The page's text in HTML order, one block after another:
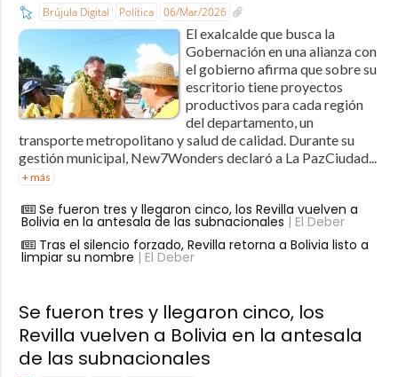
Brújula Digital Política 06/Mar/2026
El exalcalde que busca la
Gobernación en una alianza con
el gobierno afirma que sobre su
escritorio tiene proyectos
productivos para cada región
del departamento, un
transporte metropolitano y salud de calidad. Durante su
gestión municipal, New7Wonders declaró a La PazCiudad...
+ más
Se fueron tres y llegaron cinco, los Revilla vuelven a
Bolivia en la antesala de las subnacionales | El Deber
Tras el silencio forzado, Revilla retorna a Bolivia listo a
limpiar su nombre | El Deber
Se fueron tres y llegaron cinco, los
Revilla vuelven a Bolivia en la antesala
de las subnacionales